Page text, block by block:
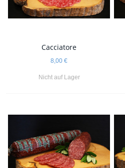
Cacciatore
8,00 €
Nicht auf Lager